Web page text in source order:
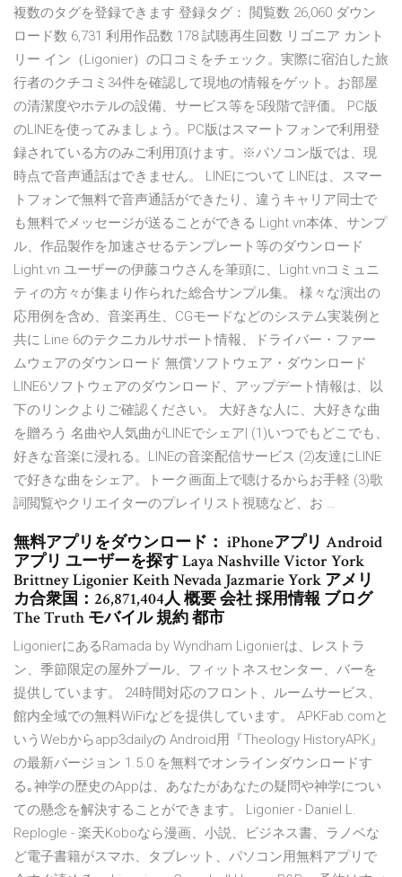
複数のタグを登録できます 登録タグ： 閲覧数 26,060 ダウン
ロード数 6,731 利用作品数 178 試聴再生回数 リゴニア カント
リー イン（Ligonier）の口コミをチェック。実際に宿泊した旅
行者のクチコミ34件を確認して現地の情報をゲット。お部屋
の清潔度やホテルの設備、サービス等を5段階で評価。 PC版
のLINEを使ってみましょう。PC版はスマートフォンで利用登
録されている方のみご利用頂けます。※パソコン版では、現
時点で音声通話はできません。 LINEについて LINEは、スマー
トフォンで無料で音声通話ができたり、違うキャリア同士で
も無料でメッセージが送ることができる Light.vn本体、サンプ
ル、作品製作を加速させるテンプレート等のダウンロード
Light.vn ユーザーの伊藤コウさんを筆頭に、Light.vnコミュニ
ティの方々が集まり作られた総合サンプル集。 様々な演出の
応用例を含め、音楽再生、CGモードなどのシステム実装例と
共に Line 6のテクニカルサポート情報、ドライバー・ファー
ムウェアのダウンロード 無償ソフトウェア・ダウンロード
LINE6ソフトウェアのダウンロード、アップデート情報は、以
下のリンクよりご確認ください。 大好きな人に、大好きな曲
を贈ろう 名曲や人気曲がLINEでシェア| (1)いつでもどこでも、
好きな音楽に浸れる。LINEの音楽配信サービス (2)友達にLINE
で好きな曲をシェア。トーク画面上で聴けるからお手軽 (3)歌
詞閲覧やクリエイターのプレイリスト視聴など、お …
無料アプリをダウンロード： iPhoneアプリ Android
アプリ ユーザーを探す Laya Nashville Victor York
Brittney Ligonier Keith Nevada Jazmarie York アメリ
カ合衆国：26,871,404人 概要 会社 採用情報 ブログ
The Truth モバイル 規約 都市
LigonierにあるRamada by Wyndham Ligonierは、レストラ
ン、季節限定の屋外プール、フィットネスセンター、バーを
提供しています。 24時間対応のフロント、ルームサービス、
館内全域での無料WiFiなどを提供しています。 APKFab.comと
いうWebからapp3dailyの Android用『Theology HistoryAPK』
の最新バージョン 1.5.0 を無料でオンラインダウンロードす
る｡神学の歴史のAppは、あなたがあなたの疑問や神学につい
ての懸念を解決することができます。 Ligonier - Daniel L.
Replogle - 楽天Koboなら漫画、小説、ビジネス書、ラノベな
ど電子書籍がスマホ、タブレット、パソコン用無料アプリで